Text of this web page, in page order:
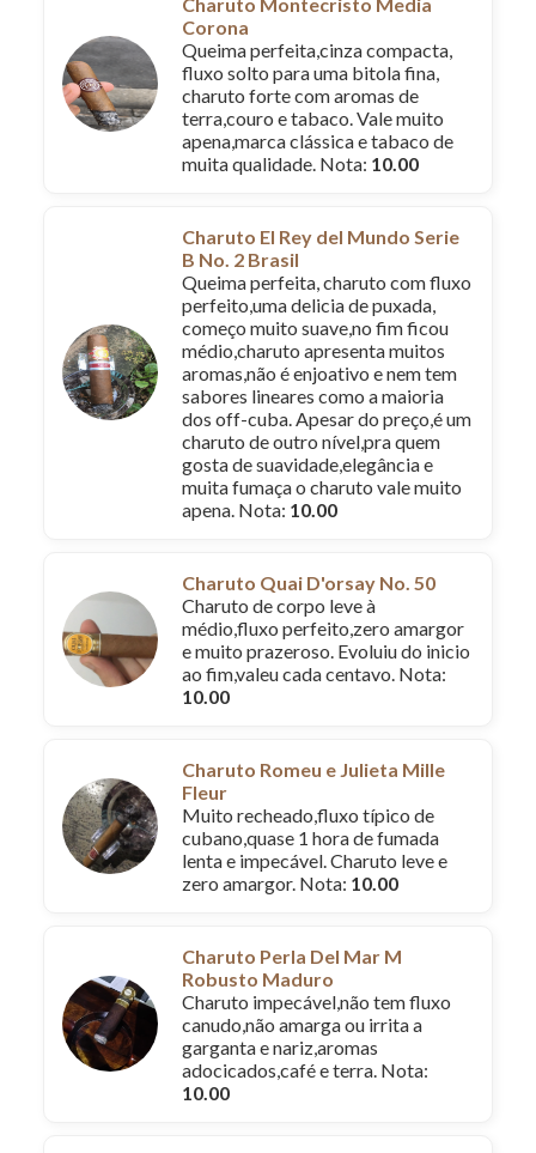
Corona
Queima perfeita,cinza compacta,
fluxo solto para uma bitola fina,
charuto forte com aromas de
terra,couro e tabaco. Vale muito
apena,marca clássica e tabaco de
muita qualidade. Nota: 10.00
Charuto El Rey del Mundo Serie
B No. 2 Brasil
Queima perfeita, charuto com fluxo
perfeito,uma delicia de puxada,
começo muito suave,no fim ficou
médio,charuto apresenta muitos
aromas,não é enjoativo e nem tem
sabores lineares como a maioria
dos off-cuba. Apesar do preço,é um
charuto de outro nível,pra quem
gosta de suavidade,elegância e
muita fumaça o charuto vale muito
apena. Nota: 10.00
Charuto Quai D'orsay No. 50
Charuto de corpo leve à
médio,fluxo perfeito,zero amargor
e muito prazeroso. Evoluiu do inicio
ao fim,valeu cada centavo. Nota:
10.00
Charuto Romeu e Julieta Mille
Fleur
Muito recheado,fluxo típico de
cubano,quase 1 hora de fumada
lenta e impecável. Charuto leve e
zero amargor. Nota: 10.00
Charuto Perla Del Mar M
Robusto Maduro
Charuto impecável,não tem fluxo
canudo,não amarga ou irrita a
garganta e nariz,aromas
adocicados,café e terra. Nota:
10.00